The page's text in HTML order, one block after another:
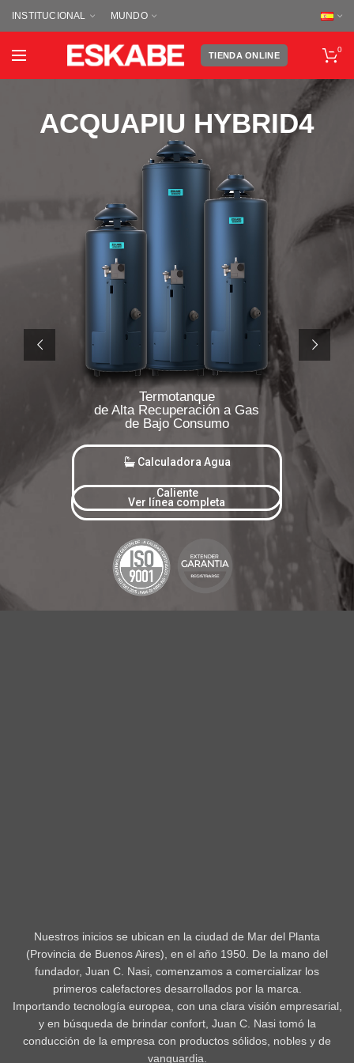
INSTITUCIONAL MUNDO
TIENDA ONLINE
0
Termotanque
de Alta Recuperación a Gas
de Bajo Consumo
ACQUAPIU HYBRID4
Ver línea completa
Calculadora Agua
Caliente
Nuestros inicios se ubican en la ciudad de Mar del Planta
(Provincia de Buenos Aires), en el año 1950. De la mano del
fundador, Juan C. Nasi, comenzamos a comercializar los
primeros calefactores desarrollados por la marca.
Importando tecnología europea, con una clara visión empresarial,
y en búsqueda de brindar confort, Juan C. Nasi tomó la
conducción de la empresa con productos sólidos, nobles y de
vanguardia.